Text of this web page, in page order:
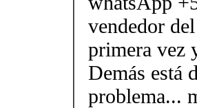
vendedor
primera vez
Demás está
problema...